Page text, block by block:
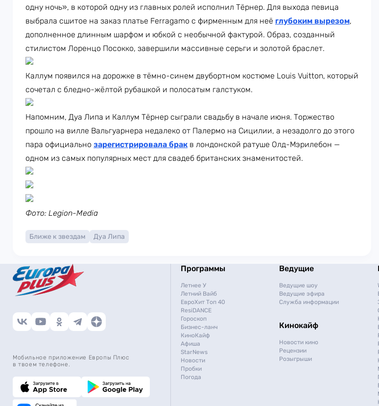
одну ночь», в которой одну из главных ролей исполнил Тёрнер. Для выхода певица
выбрала сшитое на заказ платье Ferragamo с фирменным для неё глубоким вырезом,
дополненное длинным шарфом и юбкой с необычной фактурой. Образ, созданный
стилистом Лоренцо Посокко, завершили массивные серьги и золотой браслет.
Каллум появился на дорожке в тёмно-синем двубортном костюме Louis Vuitton, который
сочетал с бледно-жёлтой рубашкой и полосатым галстуком.
Напомним, Дуа Липа и Каллум Тёрнер сыграли свадьбу в начале июня. Торжество
прошло на вилле Вальгуарнера недалеко от Палермо на Сицилии, а незадолго до этого
пара официально зарегистрировала брак в лондонской ратуше Олд-Мэрилебон —
одном из самых популярных мест для свадеб британских знаменитостей.
Фото: Legion-Media
Ближе к звездам Дуа Липа
Мобильное приложение Европы Плюс
в твоем телефоне.
Программы
Летнее У
Летний Вайб
ЕвроХит Топ 40
ResiDANCE
Гороскоп
Бизнес-ланч
КиноКайф
Афиша
StarNews
Новости
Пробки
Погода
Ведущие
Ведущие шоу
Ведущие эфира
Служба информации
Кинокайф
Новости кино
Рецензии
Розыгрыши